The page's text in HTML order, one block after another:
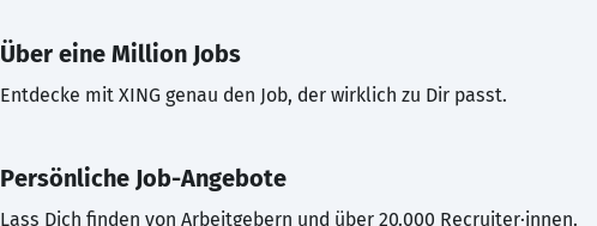
Über eine Million Jobs
Entdecke mit XING genau den Job, der wirklich zu Dir passt.
Persönliche Job-Angebote
Lass Dich finden von Arbeitgebern und über 20.000 Recruiter·innen.